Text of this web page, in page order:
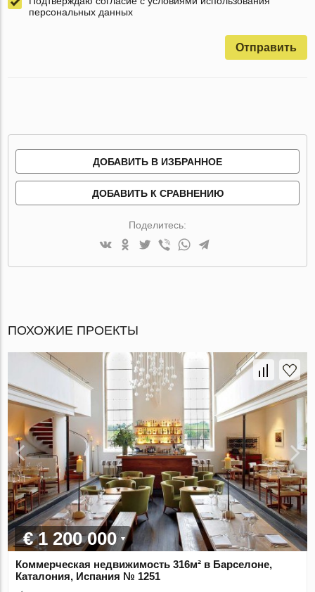
персональных данных
Отправить
ДОБАВИТЬ В ИЗБРАННОЕ
ДОБАВИТЬ К СРАВНЕНИЮ
Поделитесь:
ПОХОЖИЕ ПРОЕКТЫ
€ 1 200 000
Коммерческая недвижимость 316м² в Барселоне,
Каталония, Испания № 1251